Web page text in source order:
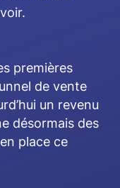
premières
de vente
un revenu
désormais des
place ce